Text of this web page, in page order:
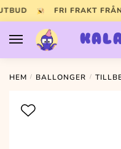
Skip
to
navigation
Skip
to
content
FRI FRAKT
HEM / BALLONGER /